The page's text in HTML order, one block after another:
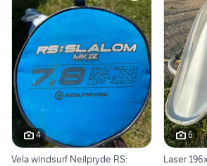
4
Vela windsurf Neilpryde RS:
6
Laser